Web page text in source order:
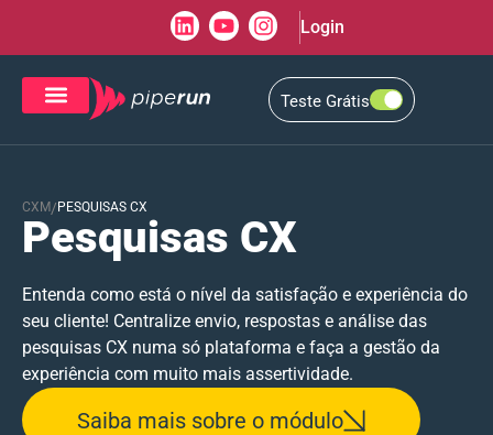
Login
Teste Grátis
CXM/PESQUISAS CX
Pesquisas CX
Entenda como está o nível da satisfação e experiência do
seu cliente! Centralize envio, respostas e análise das
pesquisas CX numa só plataforma e faça a gestão da
experiência com muito mais assertividade.
Saiba mais sobre o módulo